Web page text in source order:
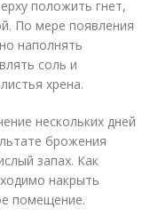
положить гнет,
По мере появления
наполнять
соль и
хрена.
нескольких дней
брожения
запах. Как
накрыть
помещение.